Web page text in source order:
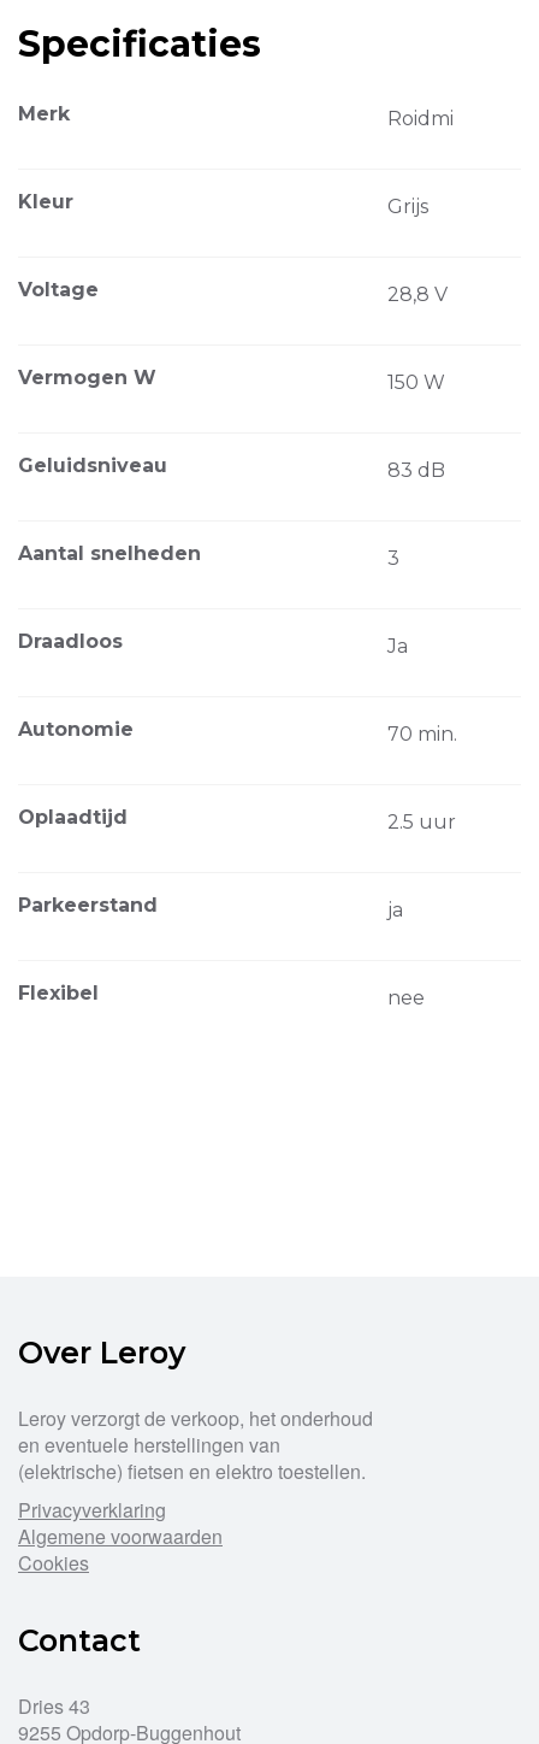
Specificaties
Merk Roidmi
Kleur Grijs
Voltage 28,8 V
Vermogen W 150 W
Geluidsniveau 83 dB
Aantal snelheden 3
Draadloos Ja
Autonomie 70 min.
Oplaadtijd 2.5 uur
Parkeerstand ja
Flexibel nee
Over Leroy
Leroy verzorgt de verkoop, het onderhoud
en eventuele herstellingen van
(elektrische) fietsen en elektro toestellen.
Privacyverklaring
Algemene voorwaarden
Cookies
Contact
Dries 43
9255 Opdorp-Buggenhout